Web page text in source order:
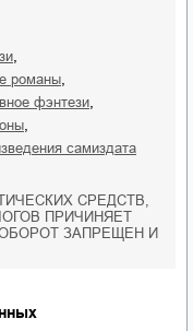
романы
фэнтези
самиздата
СРЕДСТВ,
ПРИЧИНЯЕТ
ЗАПРЕЩЕН И